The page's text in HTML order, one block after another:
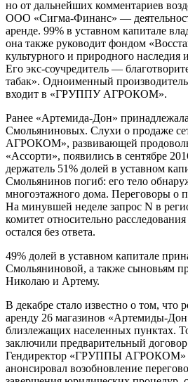
но от дальнейших комментариев
ООО «Сигма-Финанс» —
аренде. 99% в уставном капитале
она также руководит фондом
культурного и природного наследия
Его экс-соучредитель —
табак». Одноименный
входит в «ГРУППУ АГРОКОМ».
Ранее «Артемида-Дон»
Смольяниновых. Слухи о продаже
АГРОКОМ», развивающей
«Ассорти», появились в сентябре
держатель 51% долей в уставном
Смольянинов погиб: его тело
многоэтажного дома. Переговоры о
На минувшей неделе запрос N в
комитет относительно
остался без ответа.
49% долей в уставном капитале
Смольяниновой, а также сыновьям
Николаю и Артему.
В декабре стало известно о том, что
аренду 26 магазинов «Артемиды-
близлежащих населенных пунктах.
заключили предварительный
Гендиректор «ГРУППЫ АГРОКОМ»
анонсировал возобновление